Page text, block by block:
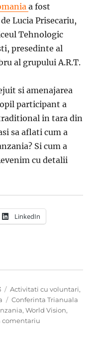
a fost
Lucia Prisecariu,
Tehnologic
presedinte al
al grupului A.R.T.
si amenajarea
participant a
in tara din
sa aflati cum a
Si cum a
cu detalii
LinkedIn
Categorii
Activitati cu voluntari,
Etichete
Conferinta Trianuala
,World Vision,
comentariu